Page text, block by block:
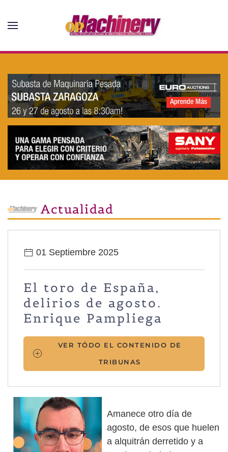
Skip to main content
Actualidad
01 Septiembre 2025
El toro de España,
delirios de agosto.
Enrique Pampliega
VER TÓDO EL CONTENIDO DE
TRIBUNAS
Amanece otro día de
agosto, de esos que huelen
a alquitrán derretido y a